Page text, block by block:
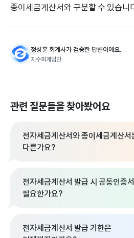
종이세금계산서와 구분할 수 있습니
정성훈 회계사가 검증한 답변이에요.
지수회계법인
관련 질문들을 찾아봤어요
전자세금계산서와 종이세금계산서
다른가요?
전자세금계산서 발급 시 공동인증
필요한가요?
전자세금계산서 발급 기한은